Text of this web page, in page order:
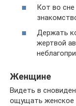
Кот во
Держать
жертвой
Женщине
Видеть в
ощущать женское